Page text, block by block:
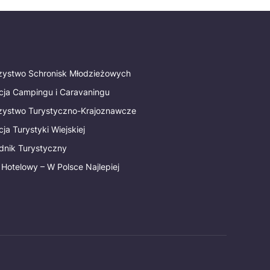
Schronisk Młodzieżowych
Campingu i Caravaningu
Turystyczno-Krajoznawcze
Turystyki Wiejskiej
Turystyczny
– W Polsce Najlepiej